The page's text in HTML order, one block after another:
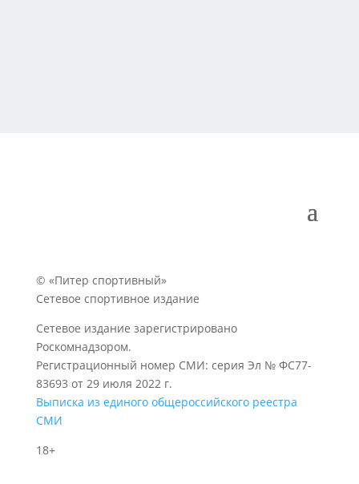
© «Питер спортивный»
Сетевое спортивное издание
Сетевое издание зарегистрировано
Роскомнадзором.
Регистрационный номер СМИ: серия Эл № ФС77-
83693 от 29 июля 2022 г.
Выписка из единого общероссийского реестра
СМИ
18+